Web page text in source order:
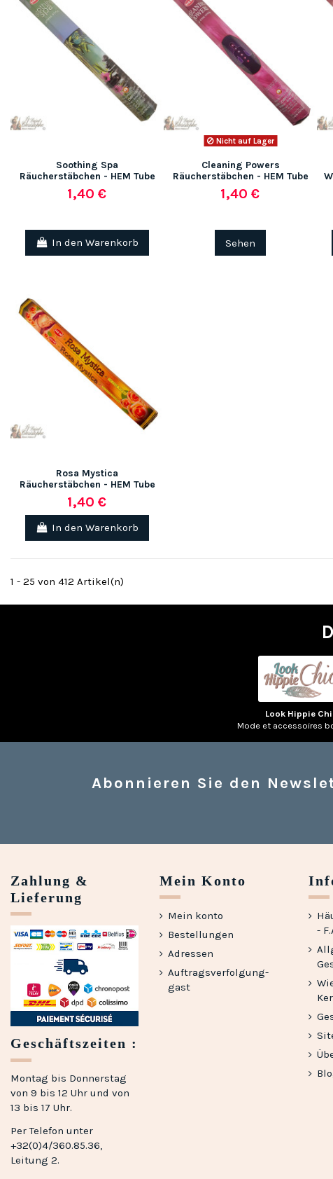
Soothing Spa
Räucherstäbchen - HEM Tube
1,40 €
In den Warenkorb
Nicht auf Lager
Cleaning Powers
Räucherstäbchen - HEM Tube
1,40 €
Sehen
Rosa Mystica
Räucherstäbchen - HEM Tube
1,40 €
In den Warenkorb
1 - 25 von 412 Artikel(n)
Look Hippie
Mode et accessoires
Abonnieren Sie den
Zahlung &
Lieferung
Geschäftszeiten :
Montag bis Donnerstag
von 9 bis 12 Uhr und von
13 bis 17 Uhr.
Per Telefon unter
+32(0)4/360.85.36,
Leitung 2.
Mein Konto
Mein konto
Bestellungen
Adressen
Auftragsverfolgung-
gast
-